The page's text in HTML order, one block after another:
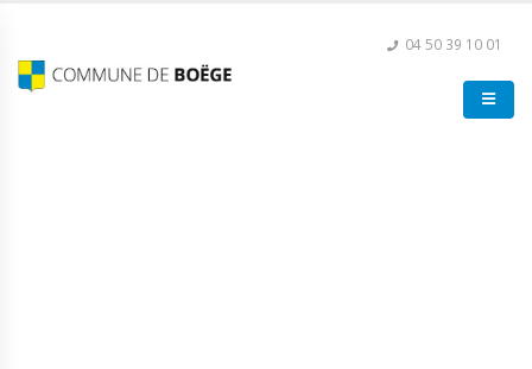
04 50 39 10 01